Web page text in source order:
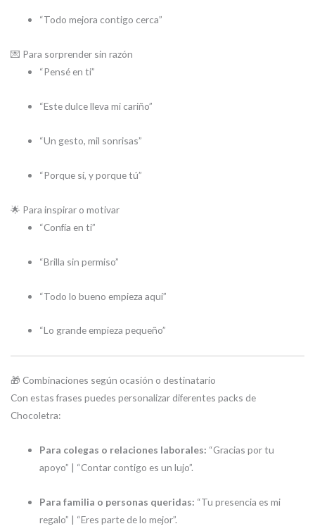
“Todo mejora contigo cerca”
💌 Para sorprender sin razón
“Pensé en ti”
“Este dulce lleva mi cariño”
“Un gesto, mil sonrisas”
“Porque sí, y porque tú”
🌟 Para inspirar o motivar
“Confía en ti”
“Brilla sin permiso”
“Todo lo bueno empieza aquí”
“Lo grande empieza pequeño”
🎁 Combinaciones según ocasión o destinatario
Con estas frases puedes personalizar diferentes packs de
Chocoletra:
Para colegas o relaciones laborales: “Gracias por tu
apoyo” | “Contar contigo es un lujo”.
Para familia o personas queridas: “Tu presencia es mi
regalo” | “Eres parte de lo mejor”.